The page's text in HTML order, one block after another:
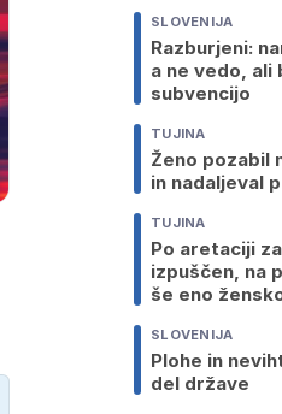
SLOVENIJA
Razburjeni:
a ne vedo, ali
subvencijo
TUJINA
Ženo pozabil
in nadaljeval
TUJINA
Po aretaciji
izpuščen, na
še eno
SLOVENIJA
Plohe in
del države